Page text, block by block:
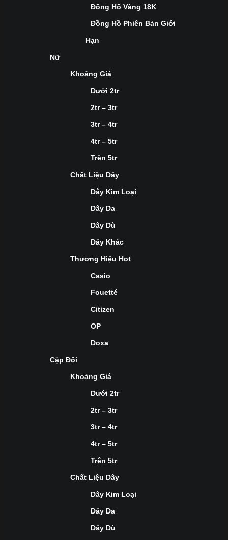
Đồng Hồ Vàng 18K
Đồng Hồ Phiên Bản Giới
Hạn
Nữ
Khoảng Giá
Dưới 2tr
2tr – 3tr
3tr – 4tr
4tr – 5tr
Trên 5tr
Chất Liệu Dây
Dây Kim Loại
Dây Da
Dây Dù
Dây Khác
Thương Hiệu Hot
Casio
Fouetté
Citizen
OP
Doxa
Cặp Đôi
Khoảng Giá
Dưới 2tr
2tr – 3tr
3tr – 4tr
4tr – 5tr
Trên 5tr
Chất Liệu Dây
Dây Kim Loại
Dây Da
Dây Dù